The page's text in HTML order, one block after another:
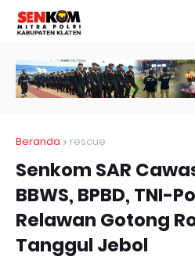
Beranda rescue
Senkom SAR
BBWS, BPBD, TNI-
Relawan Gotong
Tanggul Jebol